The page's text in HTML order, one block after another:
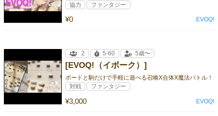
¥0
協力 ファンタジー
EVOQ!
[EVOQ!（イボーク）]
ボードと駒だけで手軽に遊べる召喚X合体X魔法バトル！
¥3,000
2 5-60 5歳〜
対戦 ファンタジー
EVOQ!